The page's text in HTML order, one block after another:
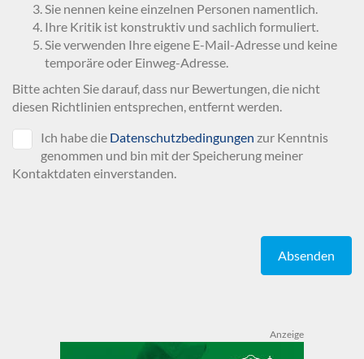
Sie nennen keine einzelnen Personen namentlich.
Ihre Kritik ist konstruktiv und sachlich formuliert.
Sie verwenden Ihre eigene E-Mail-Adresse und keine
temporäre oder Einweg-Adresse.
Bitte achten Sie darauf, dass nur Bewertungen, die nicht
diesen Richtlinien entsprechen, entfernt werden.
Ich habe die Datenschutzbedingungen zur Kenntnis
genommen und bin mit der Speicherung meiner
Kontaktdaten einverstanden.
Absenden
Anzeige